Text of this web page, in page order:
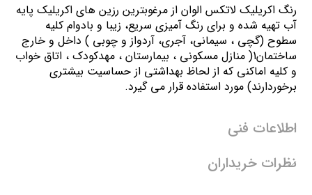
رنگ اكريليك لاتكس الوان از مرغوبترين رزين هاي اكريليك پايه
آب تهيه شده و برای رنگ آمیزی سریع، زیبا و بادوام کلیه
سطوح (گچی ، سیمانی، آجری، آردواز و چوبی ) داخل و خارج
ساختمان1( منازل مسكوني ، بيمارستان ، مهدكودك ، اتاق خواب
و كليه اماكني كه از لحاظ بهداشتي از حساسيت بيشتري
برخوردارند) مورد استفاده قرار می گیرد.
اطلاعات فنی
نظرات خریداران